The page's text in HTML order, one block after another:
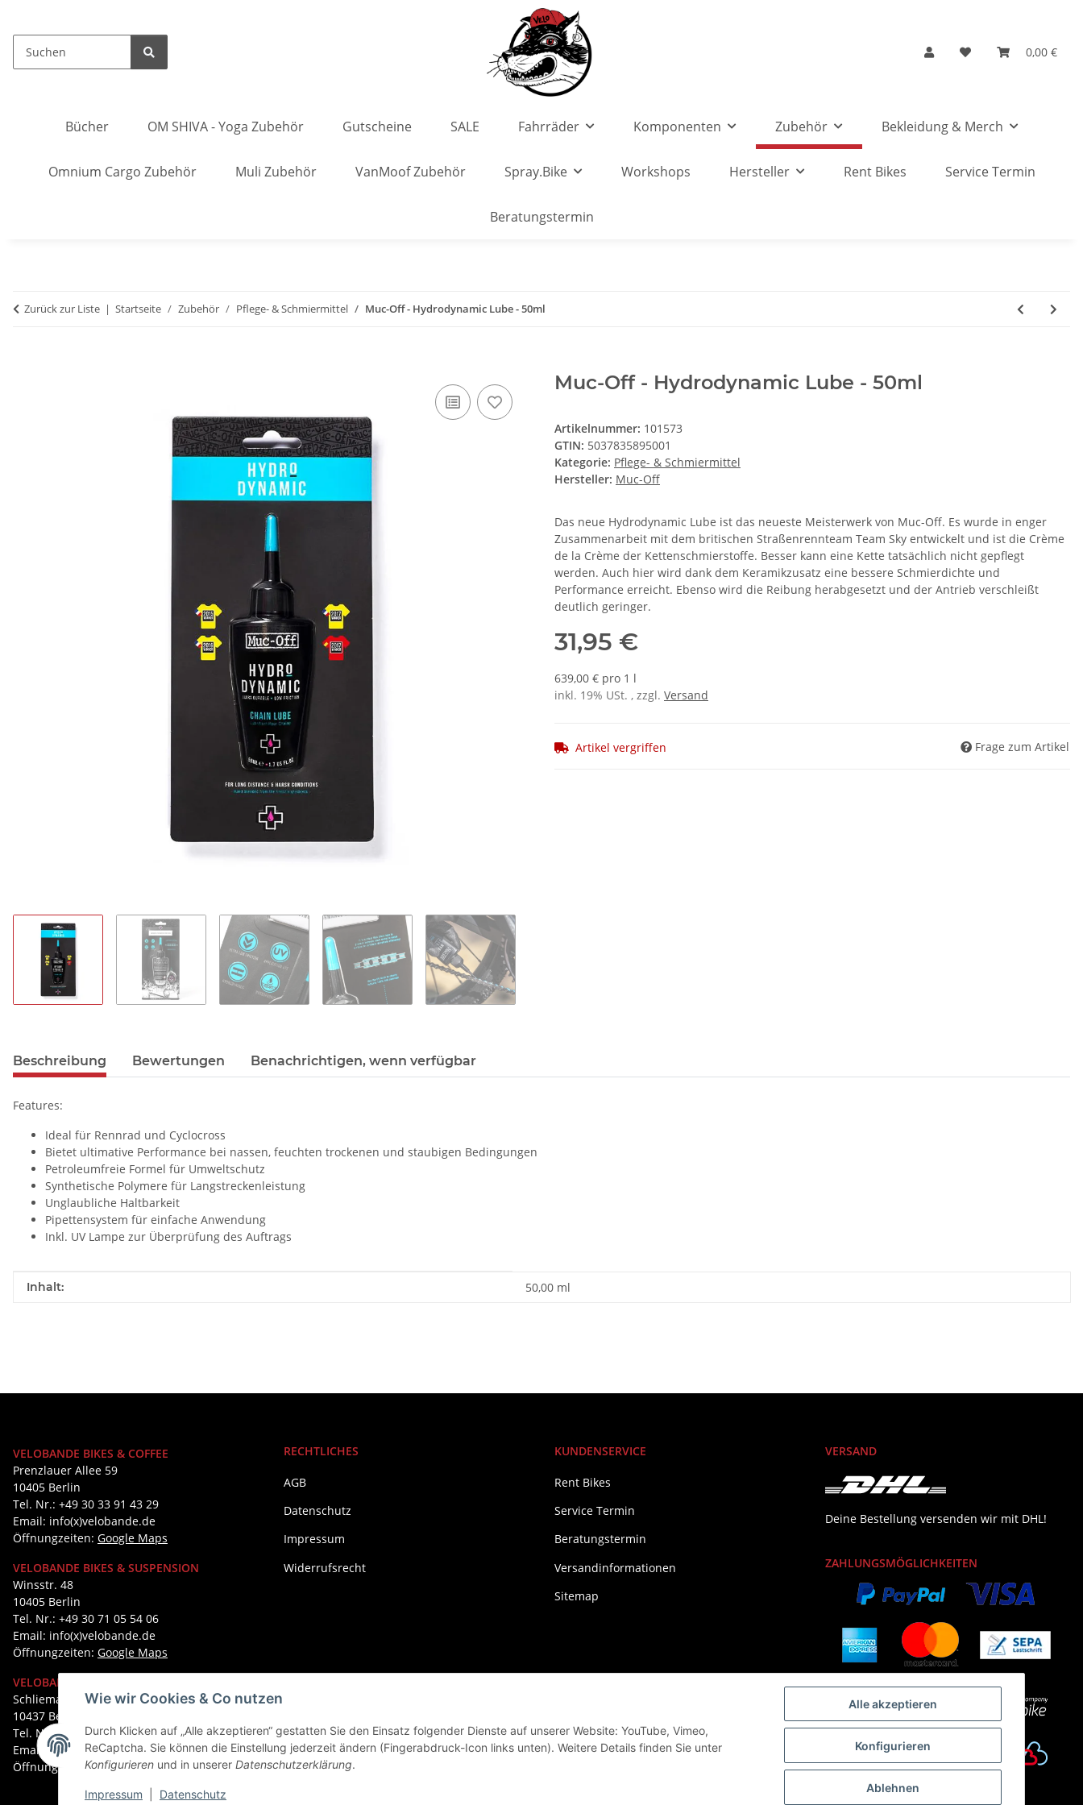
Alle akzeptieren
Konfigurieren
Ablehnen
Wie wir Cookies & Co nutzen
Durch Klicken auf „Alle akzeptieren“ gestatten Sie den Einsatz folgender Dienste auf unserer Website: YouTube, Vimeo,
ReCaptcha. Sie können die Einstellung jederzeit ändern (Fingerabdruck-Icon links unten). Weitere Details finden Sie unter
Konfigurieren und in unserer Datenschutzerklärung.
Impressum Datenschutz
0,00 €
Bücher OM SHIVA - Yoga Zubehör Gutscheine SALE Fahrräder Komponenten Zubehör Bekleidung & Merch
Omnium Cargo Zubehör Muli Zubehör VanMoof Zubehör Spray.Bike Workshops Hersteller Rent Bikes Service Termin
Beratungstermin
Zurück zur Liste Startseite Zubehör Pflege- & Schmiermittel Muc-Off - Hydrodynamic Lube - 50ml
Muc-Off - Hydrodynamic Lube - 50ml
Artikelnummer: 101573
GTIN: 5037835895001
Kategorie: Pflege- & Schmiermittel
Hersteller: Muc-Off
Das neue Hydrodynamic Lube ist das neueste Meisterwerk von Muc-Off. Es wurde in enger
Zusammenarbeit mit dem britischen Straßenrennteam Team Sky entwickelt und ist die Crème
de la Crème der Kettenschmierstoffe. Besser kann eine Kette tatsächlich nicht gepflegt
werden. Auch hier wird dank dem Keramikzusatz eine bessere Schmierdichte und
Performance erreicht. Ebenso wird die Reibung herabgesetzt und der Antrieb verschleißt
deutlich geringer.
31,95 €
639,00 € pro 1 l
inkl. 19% USt. , zzgl. Versand
Artikel vergriffen Frage zum Artikel
Beschreibung Bewertungen Benachrichtigen, wenn verfügbar
Features:
Ideal für Rennrad und Cyclocross
Bietet ultimative Performance bei nassen, feuchten trockenen und staubigen Bedingungen
Petroleumfreie Formel für Umweltschutz
Synthetische Polymere für Langstreckenleistung
Unglaubliche Haltbarkeit
Pipettensystem für einfache Anwendung
Inkl. UV Lampe zur Überprüfung des Auftrags
Produkteigenschaft
Wert
Inhalt: 50,00 ml
VELOBANDE BIKES & COFFEE
Prenzlauer Allee 59
10405 Berlin
Tel. Nr.: +49 30 33 91 43 29
Email: info(x)velobande.de
Öffnungzeiten: Google Maps
VELOBANDE BIKES & SUSPENSION
Winsstr. 48
10405 Berlin
Tel. Nr.: +49 30 71 05 54 06
Email: info(x)velobande.de
Öffnungzeiten: Google Maps
VELOBANDE BIKES & ICE CREAM
Schliemannstr. 4
10437 Berlin
Tel. Nr.: +49 30 27 01 47 32
Email: info(x)velobande.de
Öffnungzeiten:Google Maps
RECHTLICHES
AGB
Datenschutz
Impressum
Widerrufsrecht
KUNDENSERVICE
Rent Bikes
Service Termin
Beratungstermin
Versandinformationen
Sitemap
VERSAND
Deine Bestellung versenden wir mit DHL!
ZAHLUNGSMÖGLICHKEITEN